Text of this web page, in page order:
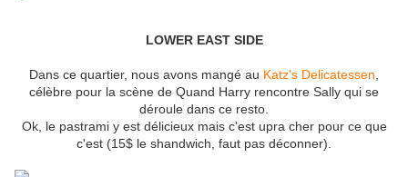
LOWER EAST SIDE
Dans ce quartier, nous avons mangé au Katz's Delicatessen
célèbre pour la scène de Quand Harry rencontre Sally qui se
déroule dans ce resto.
Ok, le pastrami y est délicieux mais c'est upra cher pour ce que
c'est (15$ le shandwich, faut pas déconner).